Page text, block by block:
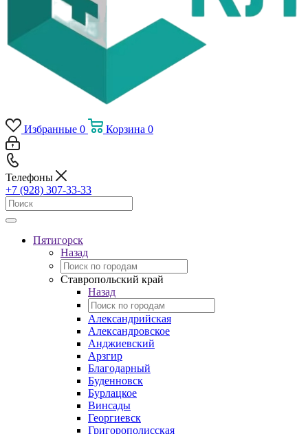
Избранные 0 Корзина 0
Телефоны
+7 (928) 307-33-33
Пятигорск
Назад
Ставропольский край
Назад
Александрийская
Александровское
Анджиевский
Арзгир
Благодарный
Буденновск
Бурлацкое
Винсады
Георгиевск
Григорополисская